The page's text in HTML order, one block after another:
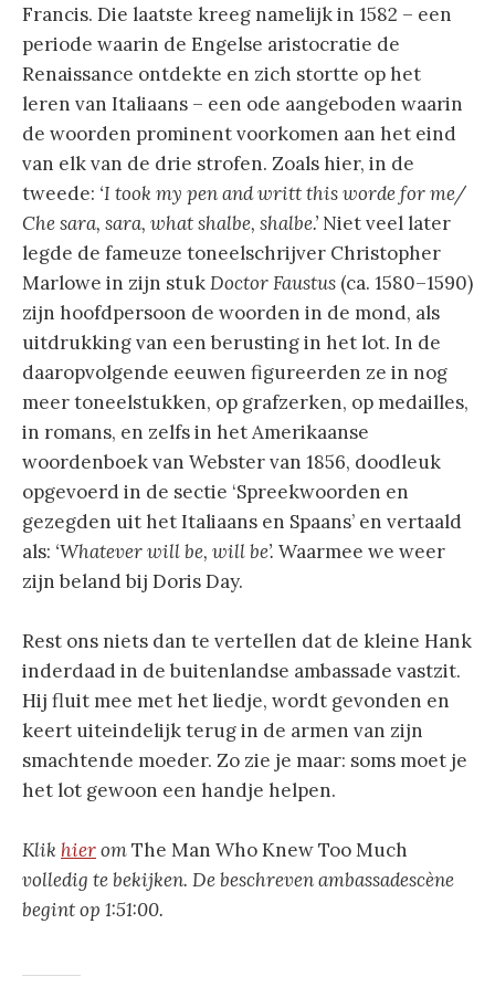
Francis. Die laatste kreeg namelijk in 1582 – een
periode waarin de Engelse aristocratie de
Renaissance ontdekte en zich stortte op het
leren van Italiaans – een ode aangeboden waarin
de woorden prominent voorkomen aan het eind
van elk van de drie strofen. Zoals hier, in de
tweede: ‘I took my pen and writt this worde for me/
Che sara, sara, what shalbe, shalbe.’ Niet veel later
legde de fameuze toneelschrijver Christopher
Marlowe in zijn stukDoctor Faustus (ca. 1580–1590)
zijn hoofdpersoon de woorden in de mond, als
uitdrukking van een berusting in het lot. In de
daaropvolgende eeuwen figureerden ze in nog
meer toneelstukken, op grafzerken, op medailles,
in romans, en zelfs in het Amerikaanse
woordenboek van Webster van 1856, doodleuk
opgevoerd in de sectie ‘Spreekwoorden en
gezegden uit het Italiaans en Spaans’ en vertaald
als: ‘Whatever will be, will be’. Waarmee we weer
zijn beland bij Doris Day.
Rest ons niets dan te vertellen dat de kleine Hank
inderdaad in de buitenlandse ambassade vastzit.
Hij fluit mee met het liedje, wordt gevonden en
keert uiteindelijk terug in de armen van zijn
smachtende moeder. Zo zie je maar: soms moet je
het lot gewoon een handje helpen.
Klik hieromThe Man Who Knew Too Much
volledig te bekijken. De beschreven ambassadescène
begint op 1:51:00.